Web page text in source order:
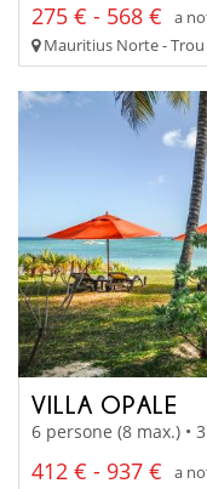
275 € - 568 €
a
Mauritius Norte - Trou
VILLA OPALE
6 persone (8 max.) •
412 € - 937 €
a